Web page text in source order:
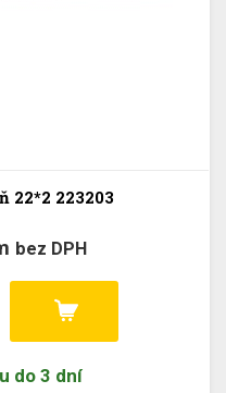
22*2 223203
bez DPH
do 3 dní